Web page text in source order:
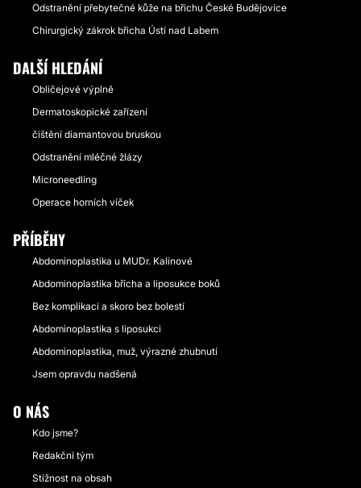
Odstranění přebytečné kůže na břichu České Budějovice
Chirurgický zákrok břicha Ústí nad Labem
DALŠÍ HLEDÁNÍ
Obličejové výplně
Dermatoskopické zařízení
čištění diamantovou bruskou
Odstranění mléčné žlázy
Microneedling
Operace horních víček
PŘÍBĚHY
Abdominoplastika u MUDr. Kalinové
Abdominoplastika břicha a liposukce boků
Bez komplikaci a skoro bez bolestí
Abdominoplastika s liposukci
Abdominoplastika, muž, výrazné zhubnutí
Jsem opravdu nadšená
O NÁS
Kdo jsme?
Redakční tým
Stížnost na obsah